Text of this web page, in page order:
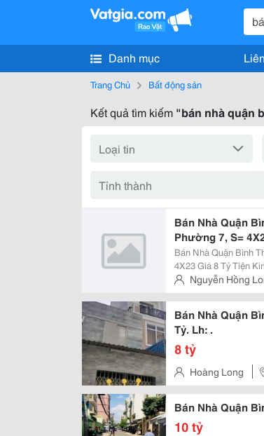
Danh mục
Trang Chủ Bất động sản
Kết quả tìm kiếm "bán nhà quận
Bán Nhà Quận
Phường 7, S=
Bán Nhà Quận Bình
4X23 Giá 8 Tỷ Tiện Kinh Doanh,
Binh Thanh .. Nhà
Nguy
Nguyễn Hồng
Nhuận . Tp Hồ Chí
Bán Nhà Quận
Tỷ. Lh: .
8 tỷ
Hoàng Long
Bán Nhà Quận
10 tỷ